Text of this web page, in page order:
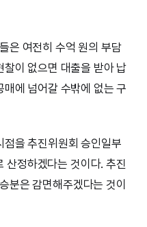
은 여전히 수억 원의 부담
이 없으면 대출을 받아 납
에 넘어갈 수밖에 없는 구
을 추진위원회 승인일부
산정하겠다는 것이다. 추진
분은 감면해주겠다는 것이